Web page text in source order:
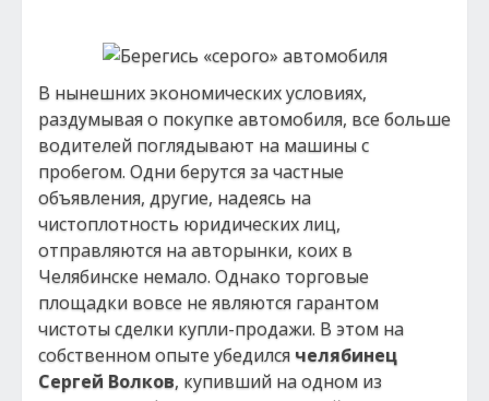
В нынешних экономических условиях,
раздумывая о покупке автомобиля, все больше
водителей поглядывают на машины с
пробегом. Одни берутся за частные
объявления, другие, надеясь на
чистоплотность юридических лиц,
отправляются на авторынки, коих в
Челябинске немало. Однако торговые
площадки вовсе не являются гарантом
чистоты сделки купли-продажи. В этом на
собственном опыте убедился челябинец
Сергей Волков, купивший на одном из